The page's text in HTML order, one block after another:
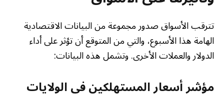
تترقب الأسواق صدور مجموعة من البيانات الاقتصادية
الهامة هذا الأسبوع، والتي من المتوقع أن تؤثر على أداء
الدولار والعملات الأخرى. وتشمل هذه البيانات:
مؤشر أسعار المستهلكين في الولايات